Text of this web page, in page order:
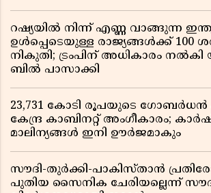
റഷ്യയിൽ നിന്ന് എണ്ണ വാങ്ങുന്ന
ഉൾപ്പെടെയുള്ള രാജ്യങ്ങൾക്ക് 100
നികുതി; ട്രംപിന് അധികാരം
ബിൽ പാസാക്കി
23,731 കോടി രൂപയുടെ ഗോബർധൻ
കേന്ദ്ര കാബിനറ്റ് അംഗീകാരം;
മാലിന്യങ്ങൾ ഇനി ഊർജമാകും
സൗദി-തുർക്കി-പാകിസ്താൻ
പുതിയ സൈനിക ചേരിയല്ലെന്ന്